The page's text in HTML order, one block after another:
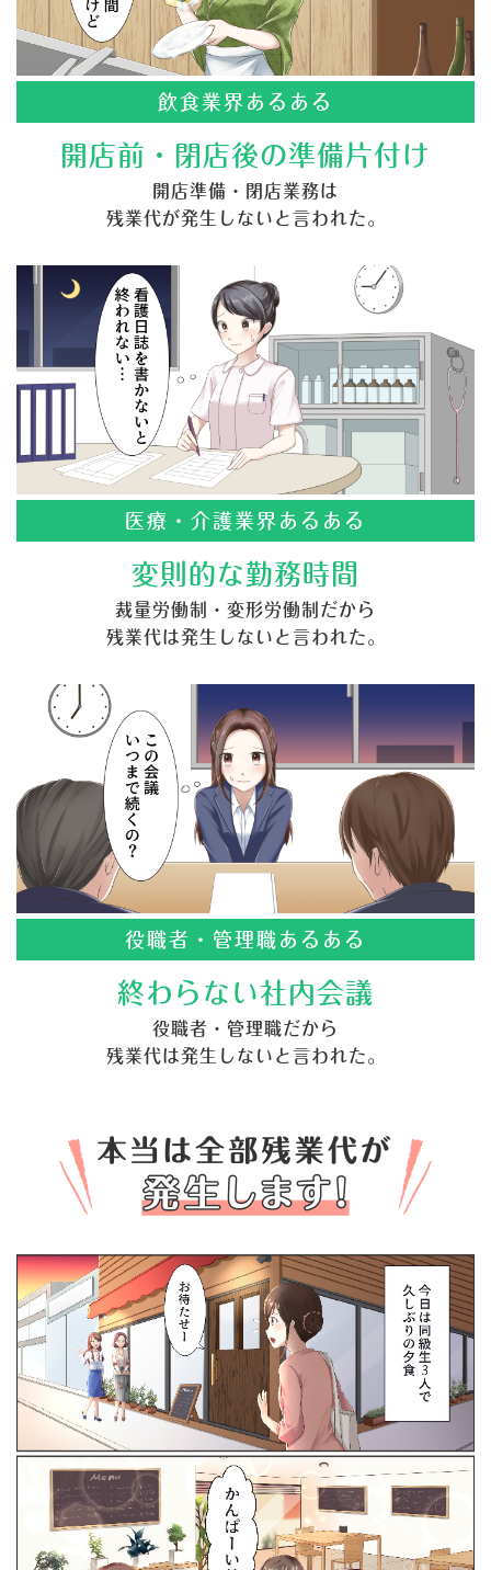
飲食業界あるある
開店前・閉店後の準備片付け
開店準備・閉店業務は
残業代が発生しないと言われた。
医療・介護業界あるある
変則的な勤務時間
裁量労働制・変形労働制だから
残業代は発生しないと言われた。
役職者・管理職あるある
終わらない社内会議
役職者・管理職だから
残業代は発生しないと言われた。